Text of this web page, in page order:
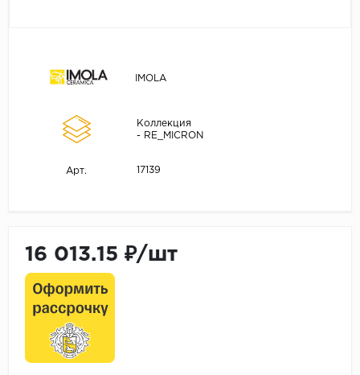
IMOLA
Коллекция
- RE_MICRON
Арт. 17139
16 013.15 ₽/шт